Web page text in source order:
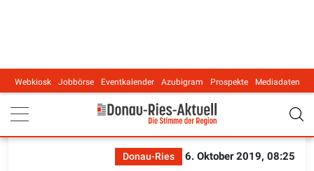
Main navigation
Webkiosk Jobbörse Eventkalender Azubigram Prospekte Mediadaten
Donau-Ries
6. Oktober 2019, 08:25